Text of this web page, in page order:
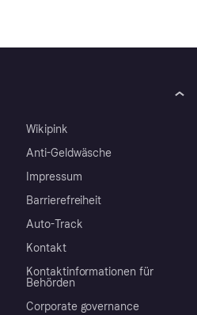
Wikipink
Anti-Geldwäsche
Impressum
Barrierefreiheit
Auto-Track
Kontakt
Kontaktinformationen für
Behörden
Corporate governance